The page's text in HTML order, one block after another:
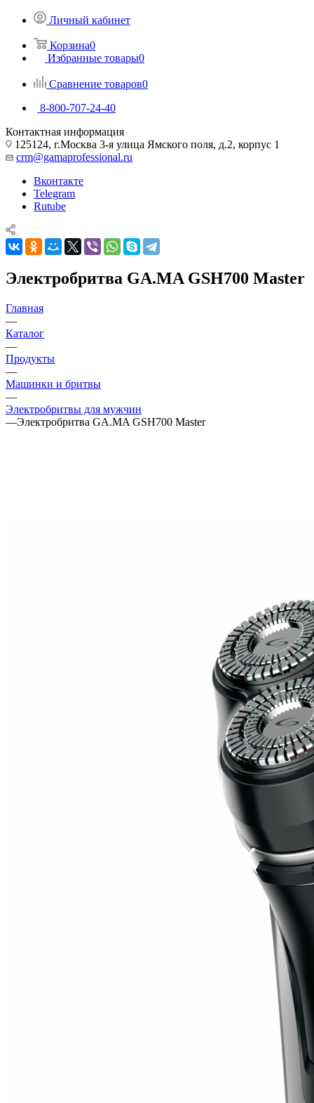
Личный кабинет
Корзина0
Избранные товары0
Сравнение товаров0
8-800-707-24-40
Контактная информация
125124, г.Москва 3-я улица Ямского поля, д.2, корпус 1
crm@gamaprofessional.ru
Вконтакте
Telegram
Rutube
Электробритва GA.MA GSH700 Master
Главная
—
Каталог
—
Продукты
—
Машинки и бритвы
—
Электробритвы для мужчин
—Электробритва GA.MA GSH700 Master